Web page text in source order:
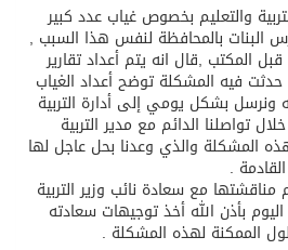
والتعليم بخصوص غياب عدد كبير
البنات بالمحافظة لنفس هذا السبب ,
المكتب ,قال انه يتم أعداد تقارير
فيه المشكلة توضح أعداد الغياب
بشكل يومي إلى أدارة التربية
تواصلنا الدائم مع مدير التربية
المشكلة والذي وعدنا بحل عاجل لها
.
مناقشتها مع سعادة نائب وزير التربية
بأذن الله أخذ توجيهات سعادته
الممكنة لهذه المشكلة .